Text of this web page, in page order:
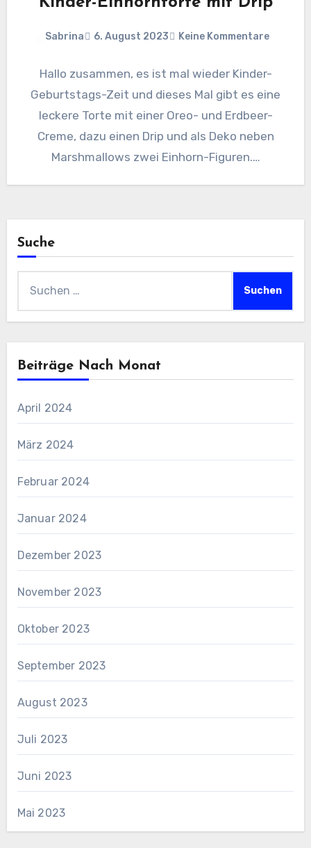
Sabrina 6. August 2023 Keine Kommentare
Hallo zusammen, es ist mal wieder Kinder-
Geburtstags-Zeit und dieses Mal gibt es eine
leckere Torte mit einer Oreo- und Erdbeer-
Creme, dazu einen Drip und als Deko neben
Marshmallows zwei Einhorn-Figuren.…
Suche
Beiträge Nach Monat
April 2024
März 2024
Februar 2024
Januar 2024
Dezember 2023
November 2023
Oktober 2023
September 2023
August 2023
Juli 2023
Juni 2023
Mai 2023